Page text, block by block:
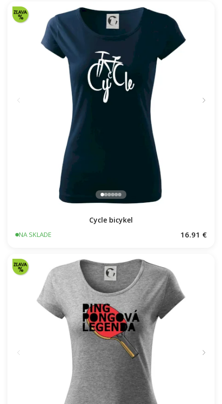
Cycle bicykel
NA SKLADE 16.91 €